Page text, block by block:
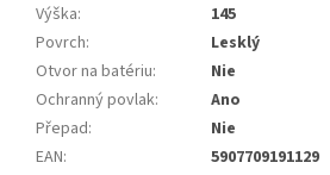
Výška:
145
Povrch:
Lesklý
Otvor na batériu:
Nie
Ochranný povlak:
Ano
Přepad:
Nie
EAN: 5907709191129